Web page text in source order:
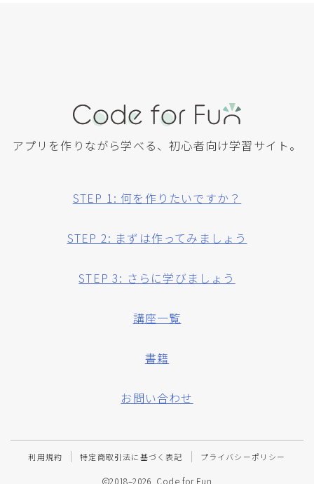
アプリを作りながら学べる、初心者向け学習サイト。
STEP 1: 何を作りたいですか？
STEP 2: まずは作ってみましょう
STEP 3: さらに学びましょう
講座一覧
書籍
お問い合わせ
利用規約 特定商取引法に基づく表記 プライバシーポリシー
2018–2026 Code for Fun